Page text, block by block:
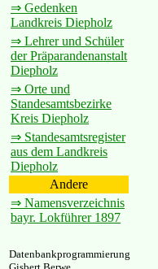
⇒ Gedenken
Landkreis Diepholz
⇒ Lehrer und Schüler
der Präparandenanstalt
Diepholz
⇒ Orte und
Standesamtsbezirke
Kreis Diepholz
⇒ Standesamtsregister
aus dem Landkreis
Diepholz
Andere
⇒ Namensverzeichnis
bayr. Lokführer 1897
Datenbankprogrammierung